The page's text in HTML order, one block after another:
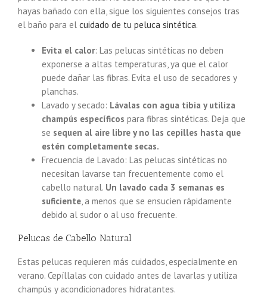
hayas bañado con ella, sigue los siguientes consejos tras
el baño para el cuidado de tu peluca sintética.
Evita el calor: Las pelucas sintéticas no deben
exponerse a altas temperaturas, ya que el calor
puede dañar las fibras. Evita el uso de secadores y
planchas.
Lavado y secado: Lávalas con agua tibia y utiliza
champús específicos para fibras sintéticas. Deja que
se sequen al aire libre y no las cepilles hasta que
estén completamente secas.
Frecuencia de Lavado: Las pelucas sintéticas no
necesitan lavarse tan frecuentemente como el
cabello natural. Un lavado cada 3 semanas es
suficiente, a menos que se ensucien rápidamente
debido al sudor o al uso frecuente.
Pelucas de Cabello Natural
Estas pelucas requieren más cuidados, especialmente en
verano. Cepíllalas con cuidado antes de lavarlas y utiliza
champús y acondicionadores hidratantes.